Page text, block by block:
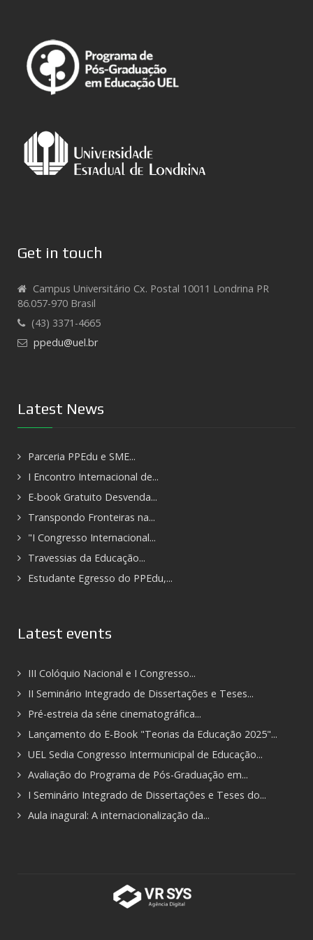
Get in touch
Campus Universitário Cx. Postal 10011 Londrina PR
86.057-970 Brasil
(43) 3371-4665
ppedu@uel.br
Latest News
Parceria PPEdu e SME...
I Encontro Internacional de...
E-book Gratuito Desvenda...
Transpondo Fronteiras na...
"I Congresso Internacional...
Travessias da Educação...
Estudante Egresso do PPEdu,...
Latest events
III Colóquio Nacional e I Congresso...
II Seminário Integrado de Dissertações e Teses...
Pré-estreia da série cinematográfica...
Lançamento do E-Book "Teorias da Educação 2025"...
UEL Sedia Congresso Intermunicipal de Educação...
Avaliação do Programa de Pós-Graduação em...
I Seminário Integrado de Dissertações e Teses do...
Aula inagural: A internacionalização da...